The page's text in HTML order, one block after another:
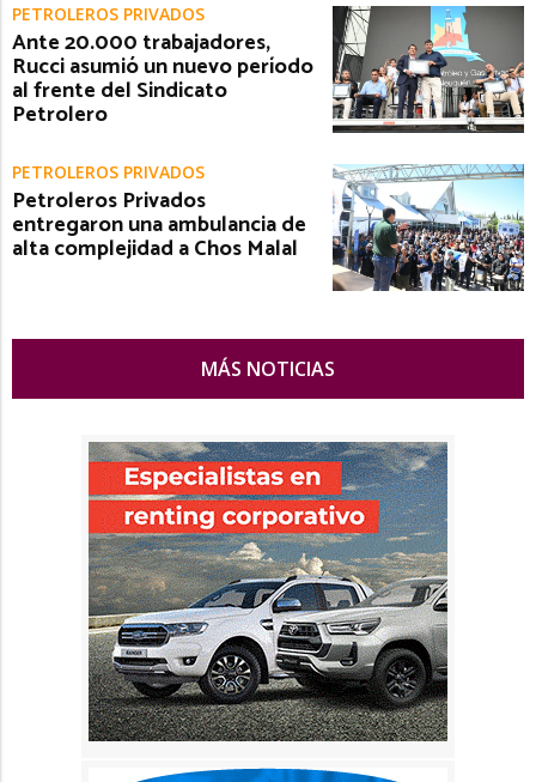
PETROLEROS PRIVADOS
Ante 20.000 trabajadores,
Rucci asumió un nuevo período
al frente del Sindicato
Petrolero
PETROLEROS PRIVADOS
Petroleros Privados
entregaron una ambulancia de
alta complejidad a Chos Malal
MÁS NOTICIAS